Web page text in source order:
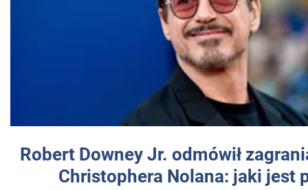
Robert Downey Jr. odmówił
Christophera Nolana: jaki jest